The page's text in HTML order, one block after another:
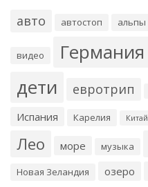
авто автостоп альпы
видео Германия
дети евротрип
Испания Карелия Китай
Лео море музыка
Новая Зеландия озеро